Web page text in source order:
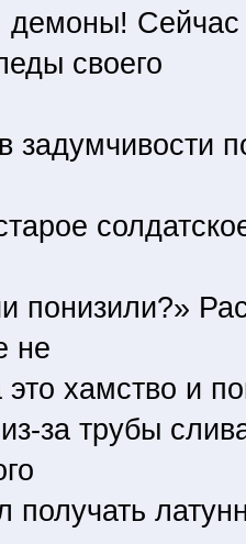
демоны!
своего
задумчивости
понизили?»
не
хамство и
за трубы